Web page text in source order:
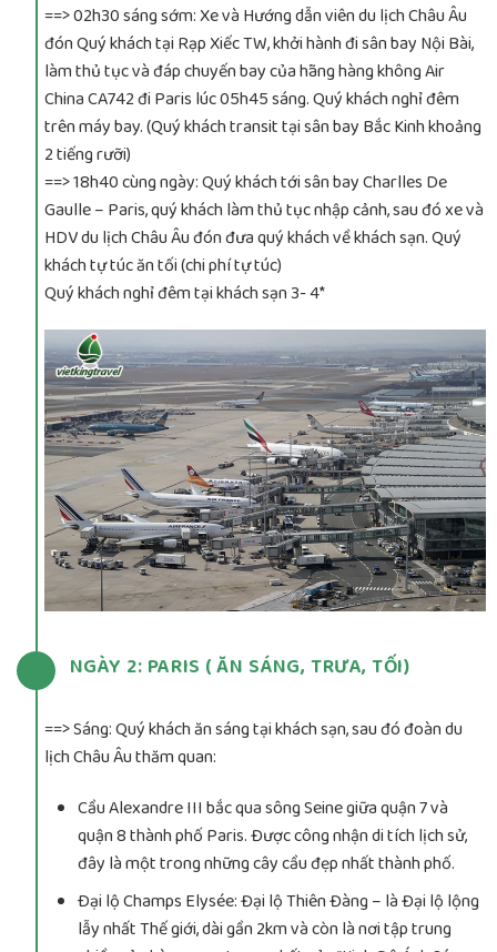
==> 02h30 sáng sớm: Xe và Hướng dẫn viên du lịch Châu Âu
đón Quý khách tại Rạp Xiếc TW, khởi hành đi sân bay Nội Bài,
làm thủ tục và đáp chuyến bay của hãng hàng không Air
China CA742 đi Paris lúc 05h45 sáng. Quý khách nghỉ đêm
trên máy bay. (Quý khách transit tại sân bay Bắc Kinh khoảng
2 tiếng rưỡi)
==> 18h40 cùng ngày: Quý khách tới sân bay Charlles De
Gaulle – Paris, quý khách làm thủ tục nhập cảnh, sau đó xe và
HDV du lịch Châu Âu đón đưa quý khách về khách sạn. Quý
khách tự túc ăn tối (chi phí tự túc)
Quý khách nghỉ đêm tại khách sạn 3- 4*
NGÀY 2: PARIS ( ĂN SÁNG, TRƯA, TỐI)
==> Sáng: Quý khách ăn sáng tại khách sạn, sau đó đoàn du
lịch Châu Âu thăm quan:
Cầu Alexandre III bắc qua sông Seine giữa quận 7 và
quận 8 thành phố Paris. Được công nhận di tích lịch sử,
đây là một trong những cây cầu đẹp nhất thành phố.
Ðại lộ Champs Elysée: Đại lộ Thiên Đàng – là Đại lộ lộng
lẫy nhất Thế giới, dài gần 2km và còn là nơi tập trung